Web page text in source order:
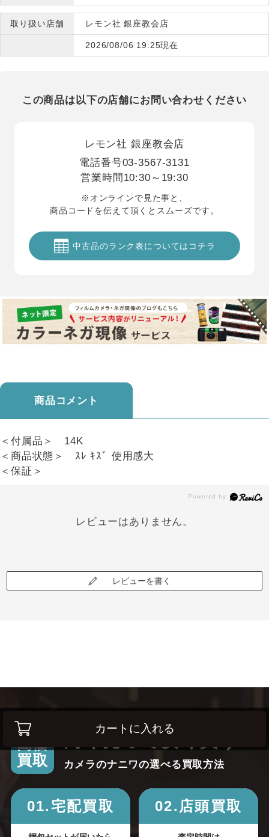
カートに入れる
取り扱い店舗 レモン社 銀座教会店
2026/08/06 19:25現在
この商品は以下の店舗にお問い合わせください
レモン社 銀座教会店
電話番号03-3567-3131
営業時間 10:30～19:30
※オンラインで見た事と、
商品コードを伝えて頂くとスムーズです。
中古品のランク表についてはコチラ
商品コメント
＜付属品＞ 14K
＜商品状態＞ ｽﾚ ｷｽﾞ 使用感大
＜保証＞
レビューはありません。
レビューを書く
高価
買取
高く売って安く買う！
カメラのナニワの選べる買取方法
01.宅配買取 02.店頭買取